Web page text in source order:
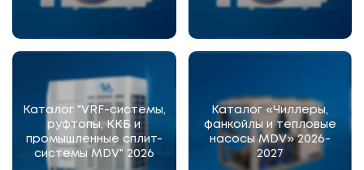
Каталог "VRF-системы,
руфтопы, ККБ и
промышленные сплит-
системы MDV" 2026
Каталог «Чиллеры,
фанкойлы и тепловые
насосы MDV» 2026-
2027